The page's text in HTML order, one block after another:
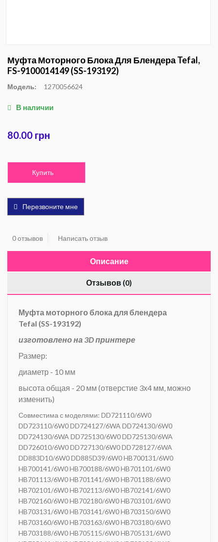
Муфта Моторного Блока Для Блендера Tefal,
FS-9100014149 (SS-193192)
Модель: 1270056624
В наличии
80.00 грн
Купить
Перезвоните мне
0 отзывов Написать отзыв
Описание
Отзывов (0)
Муфта моторного блока для блендера
Tefal (SS-193192)
изготовлено на 3D принтере
Размер:
диаметр - 10 мм
высота общая - 20 мм (отверстие 3х4 мм, можно
изменить)
Совместима с моделями: DD721110/6W0
DD723110/6W0 DD724127/6WA DD724130/6W0
DD724130/6WA DD725130/6W0 DD725130/6WA
DD726010/6W0 DD727130/6W0 DD728127/6WA
DD883D10/6W0 DD885D39/6W0 HB700131/6W0
HB700141/6W0 HB700188/6W0 HB701101/6W0
HB701113/6W0 HB701141/6W0 HB701188/6W0
HB702101/6W0 HB702113/6W0 HB702141/6W0
HB702160/6W0 HB702180/6W0 HB703101/6W0
HB703131/6W0 HB703141/6W0 HB703150/6W0
HB703160/6W0 HB703163/6W0 HB703180/6W0
HB703188/6W0 HB705115/6W0 HB705131/6W0